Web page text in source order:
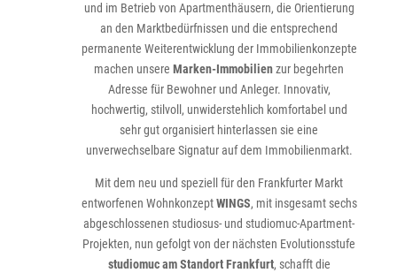
und im Betrieb von Apartmenthäusern, die Orientierung
an den Marktbedürfnissen und die entsprechend
permanente Weiterentwicklung der Immobilienkonzepte
machen unsereMarken-Immobilienzur begehrten
Adresse für Bewohner und Anleger. Innovativ,
hochwertig, stilvoll, unwiderstehlich komfortabel und
sehr gut organisiert hinterlassen sie eine
unverwechselbare Signatur auf dem Immobilienmarkt.
Mit dem neu und speziell für den Frankfurter Markt
entworfenen WohnkonzeptWINGS, mit insgesamt sechs
abgeschlossenen studiosus- und studiomuc-Apartment-
Projekten, nun gefolgt von der nächsten Evolutionsstufe
studiomuc am Standort Frankfurt, schafft die